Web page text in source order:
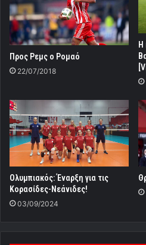
Προς Ρεμς ο Ρομαό
22/07/2018
Η
Ολυμπιακός: Έναρξη για τις
Κορασίδες-Νεάνιδες!
03/09/2024